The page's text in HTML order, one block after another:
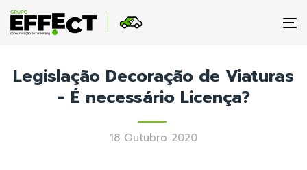
Legislação Decoração de Viaturas
- É necessário Licença?
18 Outubro 2020